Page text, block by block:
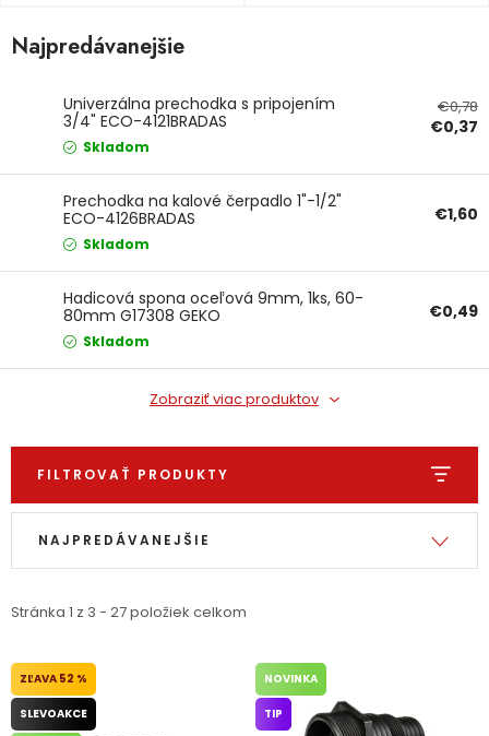
Kontakty
PODPORA
Reklamačný formulár Odstúpenie v lehote 14 dní
Obchodné podmienky
Podmienky ochrany osobných údajov
Přihlášení Registrace +
Najpredávanejšie
Univerzálna prechodka s pripojením
3/4" ECO-4121BRADAS
€0,78
€0,37
Skladom
Prechodka na kalové čerpadlo 1"-1/2"
ECO-4126BRADAS
€1,60
Skladom
Hadicová spona oceľová 9mm, 1ks, 60-
80mm G17308 GEKO
€0,49
Skladom
Zobraziť viac produktov
FILTROVAŤ PRODUKTY
Výpis produktov
Stránka 1 z 3 - 27položiek celkom
Radenie produktov
NAJPREDÁVANEJŠIE
52 %
SLEVOAKCE
NOVINKA
TIP